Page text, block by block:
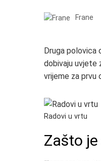
Frane
Druga polovica
dobivaju uvjete
vrijeme za prvu
Radovi u vrtu
Zašto